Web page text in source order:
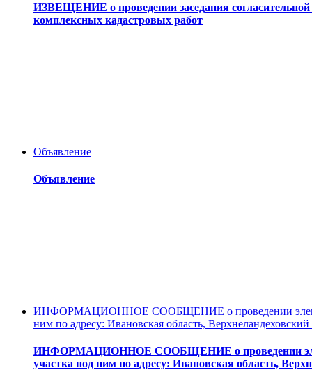
ИЗВЕЩЕНИЕ о проведении заседания
комплексных кадастровых работ
Объявление
Объявление
ИНФОРМАЦИОННОЕ СООБЩЕНИЕ о проведении
ним по адресу: Ивановская область,
ИНФОРМАЦИОННОЕ СООБЩЕНИЕ о проведении
участка под ним по адресу: Ивановская область,